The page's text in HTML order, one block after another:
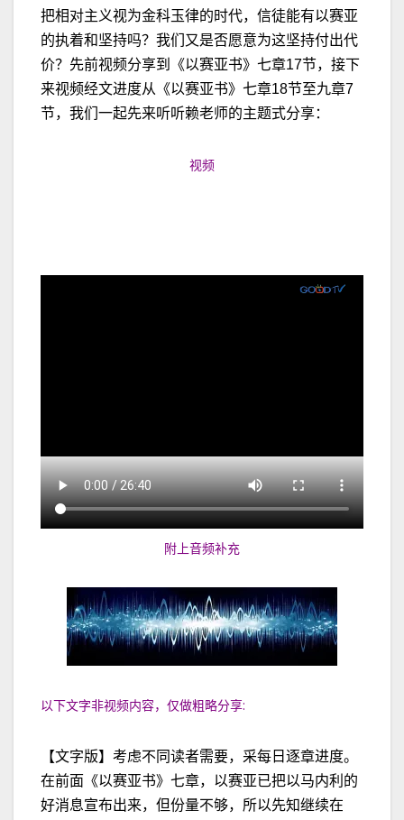
把相对主义视为金科玉律的时代，信徒能有以赛亚
的执着和坚持吗？我们又是否愿意为这坚持付出代
价？先前视频分享到《以赛亚书》七章17节，接下
来视频经文进度从《以赛亚书》七章18节至九章7
节，我们一起先来听听赖老师的主题式分享：
视频
附上音频补充
以下文字非视频内容，仅做粗略分享:
【文字版】考虑不同读者需要，采每日逐章进度。
在前面《以赛亚书》七章，以赛亚已把以马内利的
好消息宣布出来，但份量不够，所以先知继续在